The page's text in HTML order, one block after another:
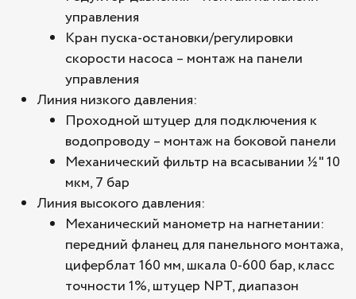
управления
Кран пуска-остановки/регулировки
скорости насоса – монтаж на панели
управления
Линия низкого давления:
Проходной штуцер для подключения к
водопроводу – монтаж на боковой панели
Механический фильтр на всасывании ½" 10
мкм, 7 бар
Линия высокого давления:
Механический манометр на нагнетании:
передний фланец для панельного монтажа,
циферблат 160 мм, шкала 0-600 бар, класс
точности 1%, штуцер NPT, диапазон